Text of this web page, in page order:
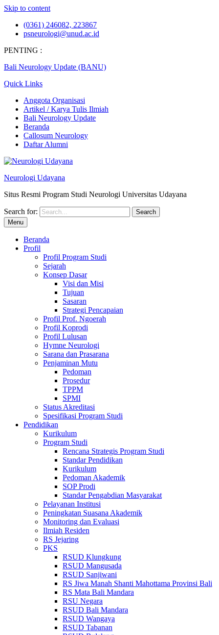
Skip to content
(0361) 246082, 223867
psneurologi@unud.ac.id
PENTING :
Bali Neurology Update (BANU)
Quick Links
Anggota Organisasi
Artikel / Karya Tulis Ilmiah
Bali Neurology Update
Beranda
Callosum Neurology
Daftar Alumni
Neurologi Udayana
Situs Resmi Program Studi Neurologi Universitas Udayana
Search for:
Menu
Beranda
Profil
Profil Program Studi
Sejarah
Konsep Dasar
Visi dan Misi
Tujuan
Sasaran
Strategi Pencapaian
Profil Prof. Ngoerah
Profil Koprodi
Profil Lulusan
Hymne Neurologi
Sarana dan Prasarana
Penjaminan Mutu
Pedoman
Prosedur
TPPM
SPMI
Status Akreditasi
Spesifikasi Program Studi
Pendidikan
Kurikulum
Program Studi
Rencana Strategis Program Studi
Standar Pendidikan
Kurikulum
Pedoman Akademik
SOP Prodi
Standar Pengabdian Masyarakat
Pelayanan Institusi
Peningkatan Suasana Akademik
Monitoring dan Evaluasi
Ilmiah Residen
RS Jejaring
PKS
RSUD Klungkung
RSUD Mangusada
RSUD Sanjiwani
RS Jiwa Manah Shanti Mahottama Provinsi Bali
RS Mata Bali Mandara
RSU Negara
RSUD Bali Mandara
RSUD Wangaya
RSUD Tabanan